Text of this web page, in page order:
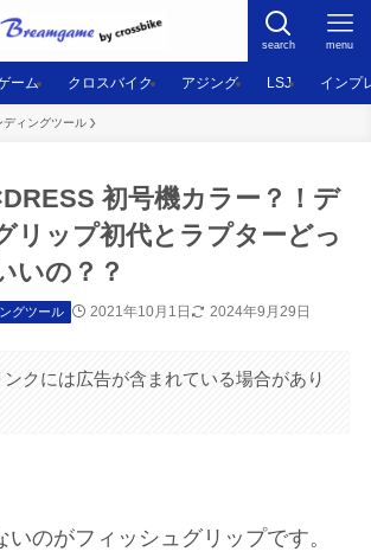
search menu
ーム クロスバイク アジング LSJ インプ
ディングツール
初号機カラー？！デ
リップ初代とラプターどっ
いの？？
グツール 2021年10月1日 2024年9月29日
クには広告が含まれている場合があり
のがフィッシュグリップです。